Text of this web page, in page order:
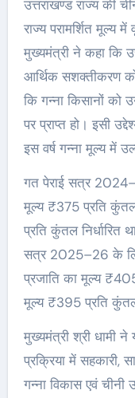
उत्तराखण्ड राज्य की
राज्य परामर्शित मूल्य
मुख्यमंत्री ने कहा कि
आर्थिक सशक्तीकरण
कि गन्ना किसानों
पर प्राप्त हो। इसी
इस वर्ष गन्ना मूल्य में
गत पेराई सत्र
मूल्य ₹375 प्रति
प्रति कुंतल निर्धारित
सत्र 2025–26 के
प्रजाति का मूल्य
मूल्य ₹395 प्रति कुंतल
मुख्यमंत्री श्री धामी ने
प्रक्रिया में सहकारी,
गन्ना विकास एवं चीनी